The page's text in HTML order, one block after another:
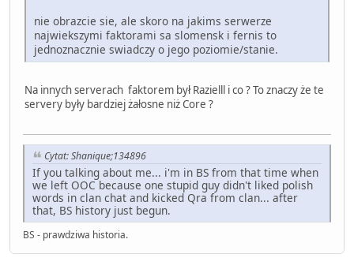
nie obrazcie sie, ale skoro na jakims serwerze
najwiekszymi faktorami sa slomensk i fernis to
jednoznacznie swiadczy o jego poziomie/stanie.
Na innych serverach faktorem był Razielll i co ? To znaczy że te
servery były bardziej żałosne niż Core ?
Cytat: Shanique;134896
If you talking about me... i'm in BS from that time when
we left OOC because one stupid guy didn't liked polish
words in clan chat and kicked Qra from clan... after
that, BS history just begun.
BS - prawdziwa historia.